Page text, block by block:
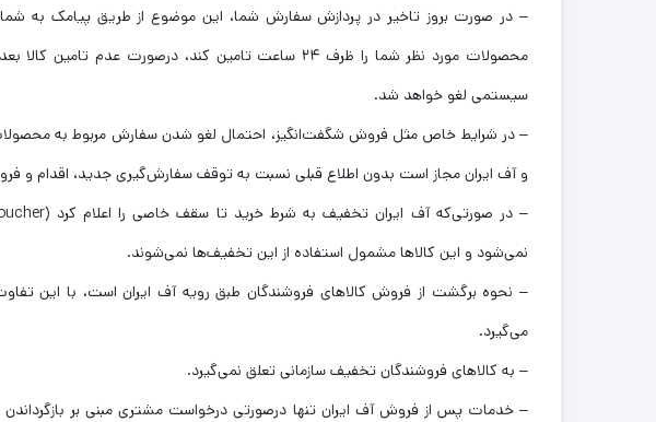
– در صورت بروز تاخیر در پردازش سفارش شما، این موضوع از طریق پیامک به
سیستمی لغو خواهد شد.
– در شرایط خاص مثل فروش شگفت‌انگیز، احتمال لغو شدن سفارش مربوط به محصولات
و آف ایران مجاز است بدون اطلاع قبلی نسبت به توقف سفارش‌گیری جدید، اقدام و
نمی‌شود و این کالاها مشمول استفاده از این تخفیف‌ها نمی‌شوند.
– نحوه برگشت از فروش کالاهای فروشندگان طبق رویه آف ایران است، با این
می‌گیرد.
– به کالاهای فروشندگان تخفیف سازمانی تعلق نمی‌گیرد.
– خدمات پس ‌از‌ فروش آف ایران تنها درصورتی درخواست مشتری مبنی بر بازگرداندن